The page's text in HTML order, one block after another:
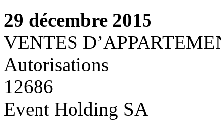
29 décembre 2015
VENTES
Autorisations
12686
Event Holding SA